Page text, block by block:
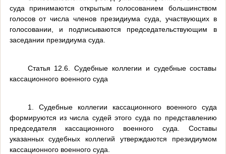
суда принимаются открытым голосованием большинством
голосов от числа членов президиума суда, участвующих в
голосовании, и подписываются председательствующим в
заседании президиума суда.
Статья 12.6. Судебные коллегии и судебные составы
кассационного военного суда
1. Судебные коллегии кассационного военного суда
формируются из числа судей этого суда по представлению
председателя кассационного военного суда. Составы
указанных судебных коллегий утверждаются президиумом
кассационного военного суда.